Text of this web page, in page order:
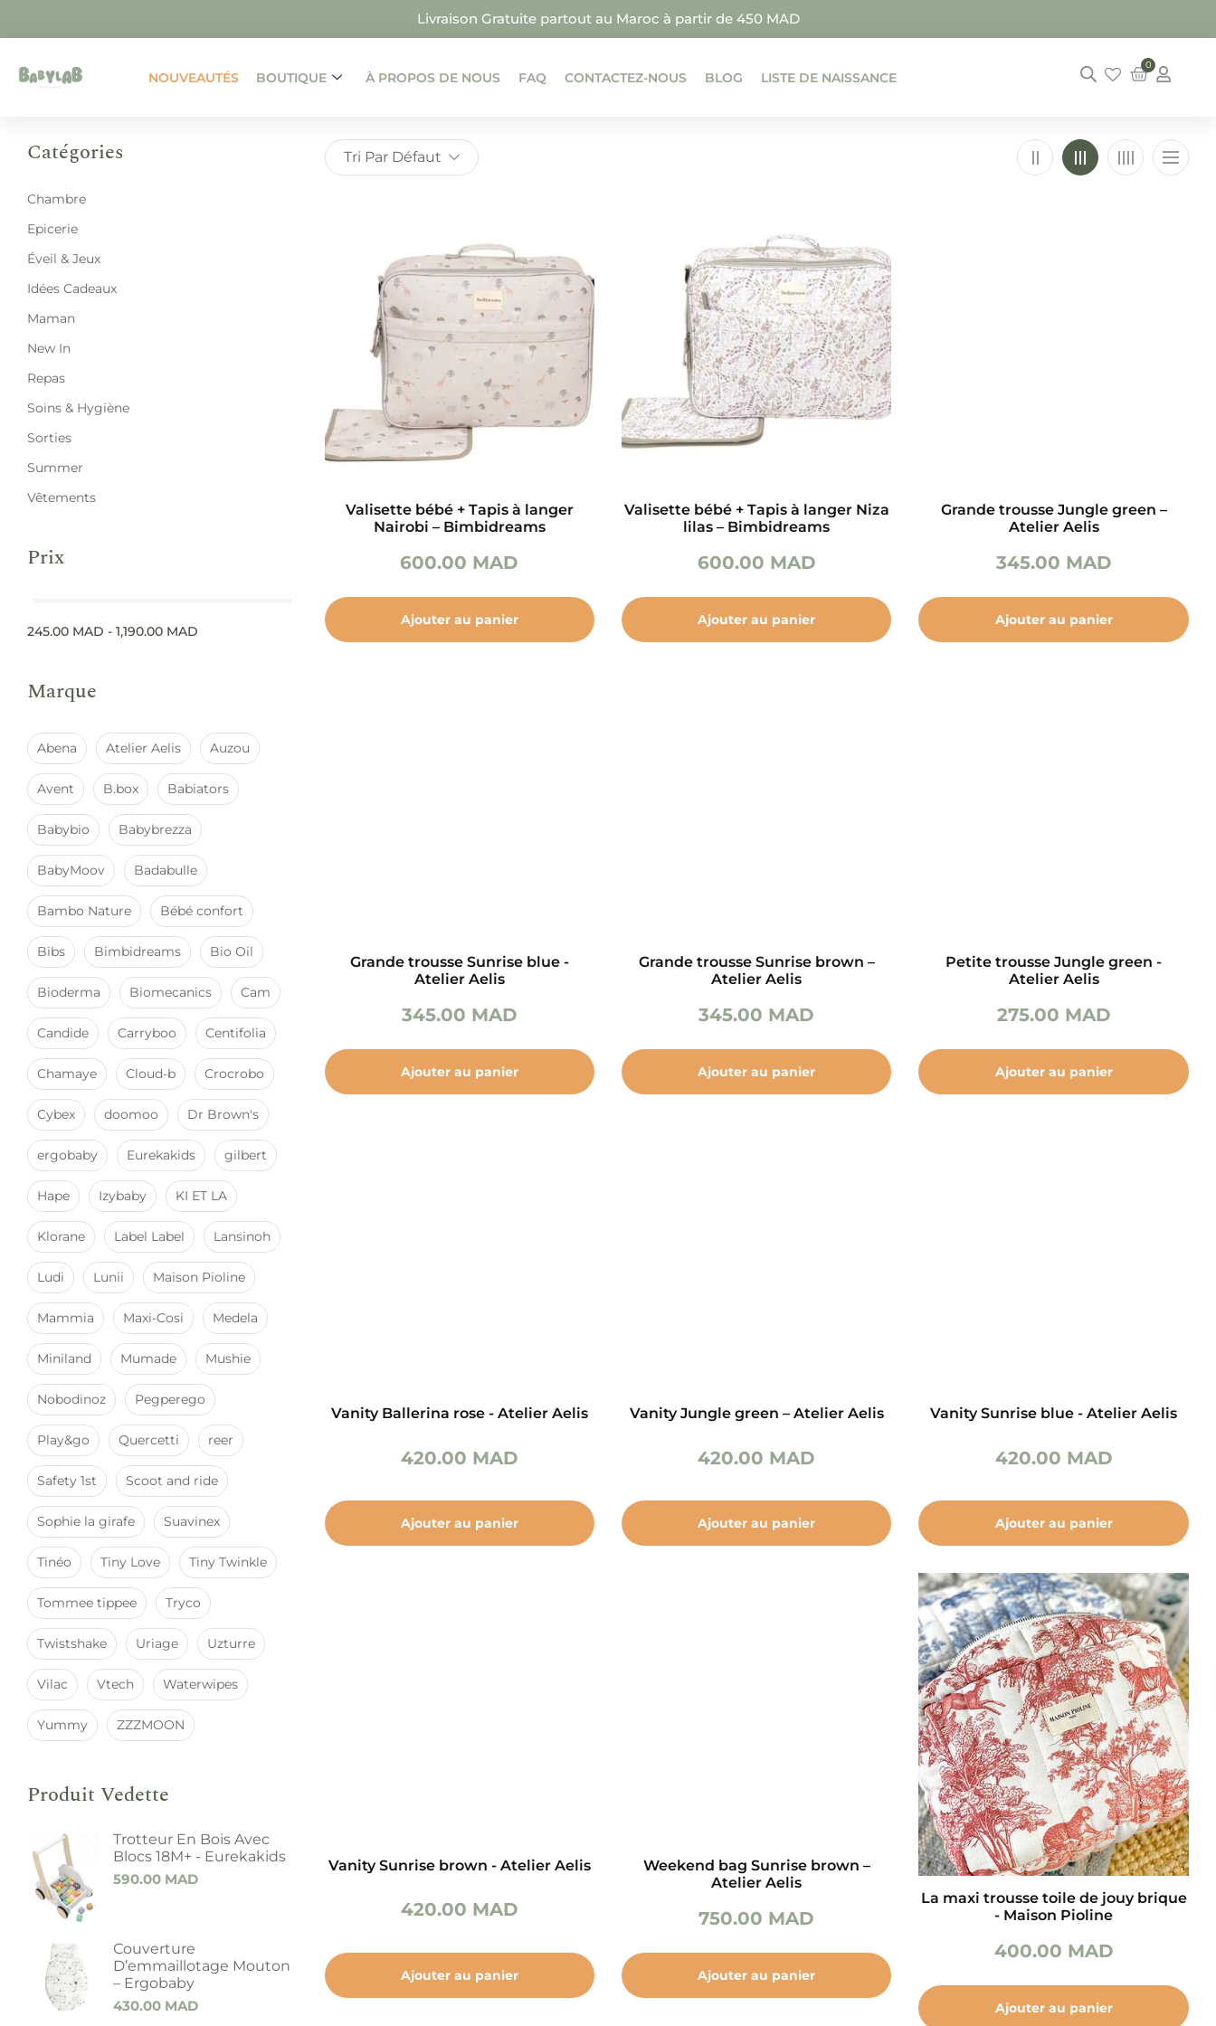
Livraison Gratuite partout au Maroc à partir de 450 MAD
NOUVEAUTÉS BOUTIQUE À PROPOS DE NOUS FAQ CONTACTEZ-NOUS BLOG LISTE DE NAISSANCE
0
Catégories
Chambre
Epicerie
Éveil & Jeux
Idées Cadeaux
Maman
New In
Repas
Soins & Hygiène
Sorties
Summer
Vêtements
Prix
245.00 MAD - 1,190.00 MAD
Marque
Abena Atelier Aelis Auzou
Avent B.box Babiators
Babybio Babybrezza
BabyMoov Badabulle
Bambo Nature Bébé confort
Bibs Bimbidreams Bio Oil
Bioderma Biomecanics Cam
Candide Carryboo Centifolia
Chamaye Cloud-b Crocrobo
Cybex doomoo Dr Brown's
ergobaby Eurekakids gilbert
Hape Izybaby KI ET LA
Klorane Label Label Lansinoh
Ludi Lunii Maison Pioline
Mammia Maxi-Cosi Medela
Miniland Mumade Mushie
Nobodinoz Pegperego
Play&go Quercetti reer
Safety 1st Scoot and ride
Sophie la girafe Suavinex
Tinéo Tiny Love Tiny Twinkle
Tommee tippee Tryco
Twistshake Uriage Uzturre
Vilac Vtech Waterwipes
Yummy ZZZMOON
Produit Vedette
Trotteur En Bois Avec
Blocs 18M+ - Eurekakids
590.00 MAD
Couverture
D’emmaillotage Mouton
– Ergobaby
430.00 MAD
Tri Par Défaut
Valisette bébé + Tapis à langer
Nairobi – Bimbidreams
600.00 MAD
Ajouter au panier
Valisette bébé + Tapis à langer Niza
lilas – Bimbidreams
600.00 MAD
Ajouter au panier
Grande trousse Jungle green –
Atelier Aelis
345.00 MAD
Ajouter au panier
Grande trousse Sunrise blue -
Atelier Aelis
345.00 MAD
Ajouter au panier
Grande trousse Sunrise brown –
Atelier Aelis
345.00 MAD
Ajouter au panier
Petite trousse Jungle green -
Atelier Aelis
275.00 MAD
Ajouter au panier
Vanity Ballerina rose - Atelier Aelis
420.00 MAD
Ajouter au panier
Vanity Jungle green – Atelier Aelis
420.00 MAD
Ajouter au panier
Vanity Sunrise blue - Atelier Aelis
420.00 MAD
Ajouter au panier
Vanity Sunrise brown - Atelier Aelis
420.00 MAD
Ajouter au panier
Weekend bag Sunrise brown –
Atelier Aelis
750.00 MAD
Ajouter au panier
La maxi trousse toile de jouy brique
- Maison Pioline
400.00 MAD
Ajouter au panier